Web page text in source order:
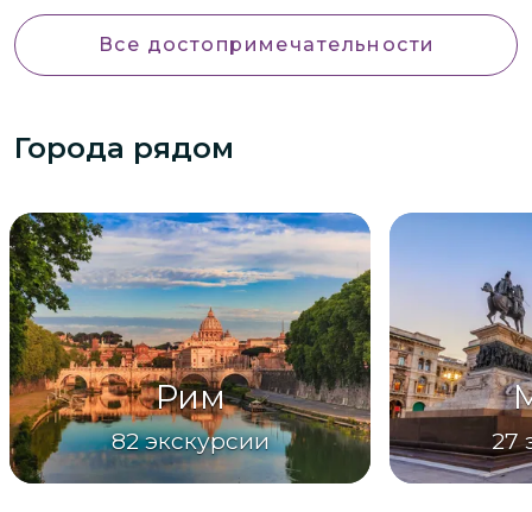
Все достопримечательности
Города рядом
Рим
82 экскурсии 27